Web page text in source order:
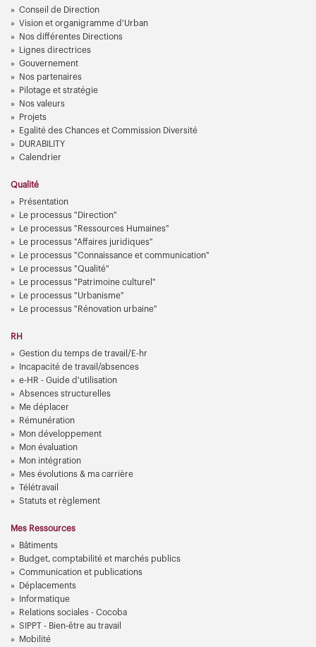
Conseil de Direction
Vision et organigramme d'Urban
Nos différentes Directions
Lignes directrices
Gouvernement
Nos partenaires
Pilotage et stratégie
Nos valeurs
Projets
Egalité des Chances et Commission Diversité
DURABILITY
Calendrier
Qualité
Présentation
Le processus "Direction"
Le processus "Ressources Humaines"
Le processus "Affaires juridiques"
Le processus "Connaissance et communication"
Le processus "Qualité"
Le processus "Patrimoine culturel"
Le processus "Urbanisme"
Le processus "Rénovation urbaine"
RH
Gestion du temps de travail/E-hr
Incapacité de travail/absences
e-HR - Guide d'utilisation
Absences structurelles
Me déplacer
Rémunération
Mon développement
Mon évaluation
Mon intégration
Mes évolutions & ma carrière
Télétravail
Statuts et règlement
Mes Ressources
Bâtiments
Budget, comptabilité et marchés publics
Communication et publications
Déplacements
Informatique
Relations sociales - Cocoba
SIPPT - Bien-être au travail
Mobilité